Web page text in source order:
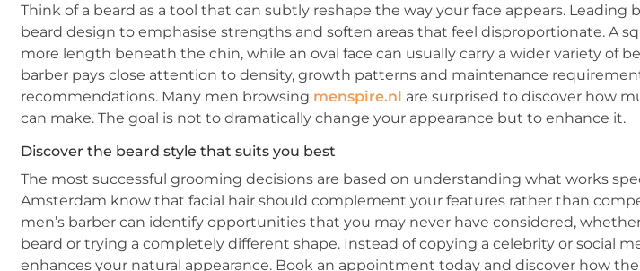
Think of a beard as a tool that can subtly reshape the way your face appears. Leading
beard design to emphasise strengths and soften areas that feel disproportionate. A
more length beneath the chin, while an oval face can usually carry a wider variety of
barber pays close attention to density, growth patterns and maintenance
recommendations. Many men browsing menspire.nl are surprised to discover how
can make. The goal is not to dramatically change your appearance but to enhance it.
Discover the beard style that suits you best
The most successful grooming decisions are based on understanding what works
Amsterdam know that facial hair should complement your features rather than
men’s barber can identify opportunities that you may never have considered,
beard or trying a completely different shape. Instead of copying a celebrity or social
enhances your natural appearance. Book an appointment today and discover how